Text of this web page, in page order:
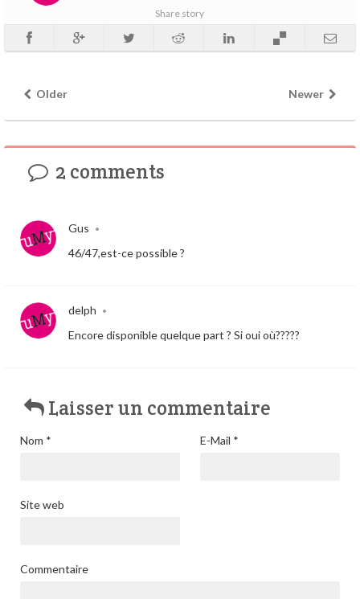
Share story
Older Newer
2 comments
Gus •
46/47,est-ce possible ?
delph •
Encore disponible quelque part ? Si oui où?????
Laisser un commentaire
Nom * E-Mail *
Site web
Commentaire